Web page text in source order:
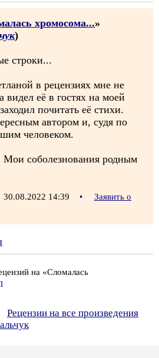
хромосома...»
)
строки...
в рецензиях мне не
видел её в гостях на моей
почитать её стихи.
автором и, судя по
человеком.
Мои соболезнования родным
30.08.2022 14:39 •
Заявить о
на «Сломалась
Рецензии на все произведения